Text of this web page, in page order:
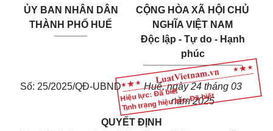
Hiệu lực: Đã biết
Tình trạng hiệu lực: Đã biết
ỦY BAN NHÂN DÂN
THÀNH PHỐ HUẾ
CỘNG HÒA XÃ HỘI CHỦ
NGHĨA VIỆT NAM
Độc lập - Tự do - Hạnh
phúc
__________________
Số: 25/2025/QĐ-UBND
Huế, ngày 24 tháng 03
năm 2025
QUYẾT ĐỊNH